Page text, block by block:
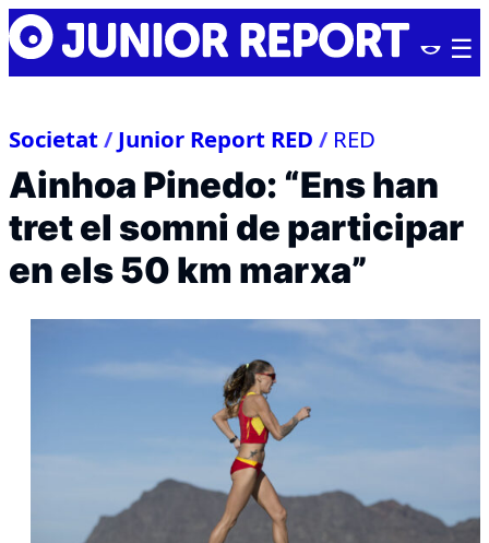
Skip
to
content
Junior
Report
Societat/Junior Report RED / RED
Ainhoa Pinedo: “Ens han
tret el somni de participar
en els 50 km marxa”